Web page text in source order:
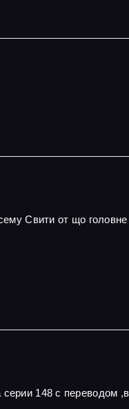
Свити от що головне
148 с переводом